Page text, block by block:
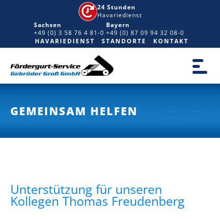
24 Stunden
Havariedienst
Sachsen
+49 (0) 3 58 76 4 81-0
Bayern
+49 (0) 87 09 94 32 08-0
HAVARIEDIENST
STANDORTE KONTAKT
GEMEINSAM HELFEN
Unterstützung für unseren
Kollegen Thomas Freudenberg